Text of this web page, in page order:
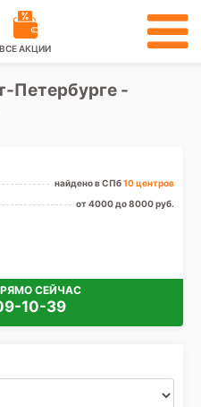
ВСЕ АКЦИИ
Петербурге -
найдено в СПб10 центров
от 4000 до 8000 руб.
СЕЙЧАС
10-39